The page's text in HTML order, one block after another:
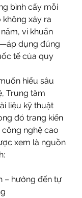
bình cấy mỗi
xảy ra
vi khuẩn
dụng đúng
tế của quy
hiểu sâu
Trung tâm
liệu kỹ thuật
đó trang kiến
nghệ cao
xem là nguồn
– hướng đến tự